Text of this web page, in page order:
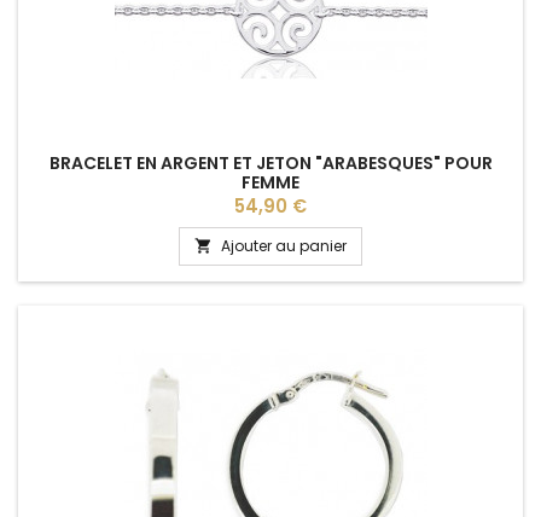
BRACELET EN ARGENT ET JETON "ARABESQUES" POUR
FEMME
Prix
54,90 €
 Ajouter au panier